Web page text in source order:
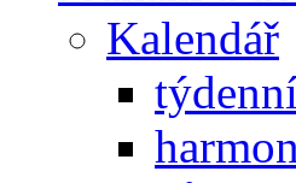
Kalendář